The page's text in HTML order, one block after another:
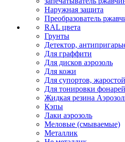
Наружная защита
Преобразователь
RAL цвета
Грунты
Детектор,
Для граффити
Для дисков аэрозоль
Для кожи
Для супортов,
Для тонировки фонарей
Жидкая резина
Кэпы
Лаки аэрозоль
Меловые (смываемые)
Металлик